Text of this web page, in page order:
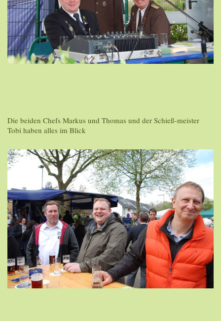
Die beiden Chefs Markus und Thomas und der Schieß-meister
Tobi haben alles im Blick